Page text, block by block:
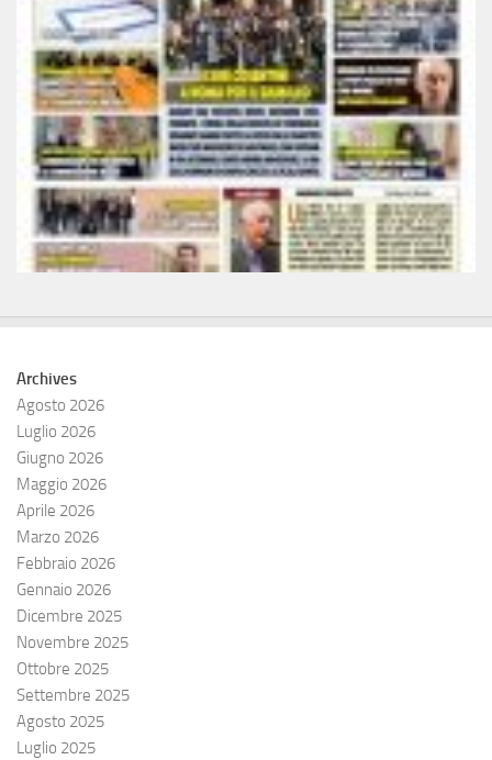
Archives
Agosto 2026
Luglio 2026
Giugno 2026
Maggio 2026
Aprile 2026
Marzo 2026
Febbraio 2026
Gennaio 2026
Dicembre 2025
Novembre 2025
Ottobre 2025
Settembre 2025
Agosto 2025
Luglio 2025